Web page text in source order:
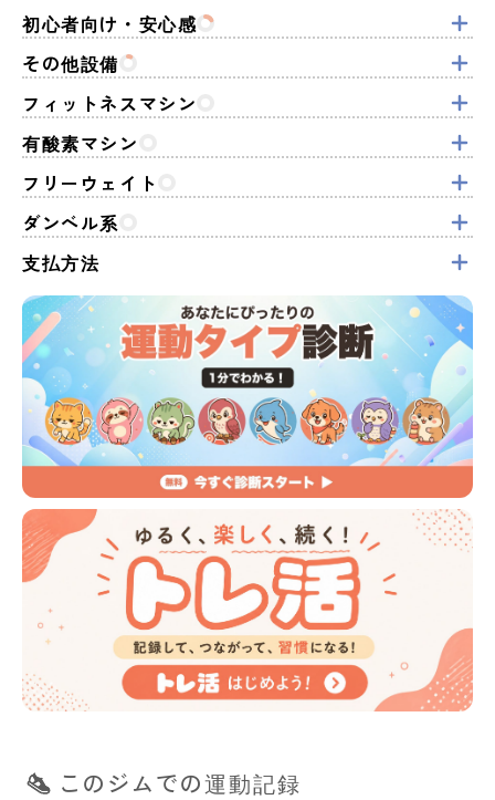
初心者向け・安心感
その他設備
フィットネスマシン
有酸素マシン
フリーウェイト
ダンベル系
支払方法
このジムでの運動記録